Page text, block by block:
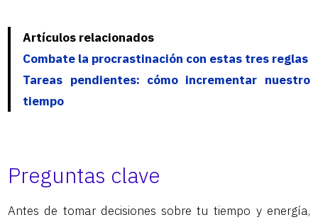
Artículos relacionados
Combate la procrastinación con estas tres reglas
Tareas pendientes: cómo incrementar nuestro
tiempo
Preguntas clave
Antes de tomar decisiones sobre tu tiempo y energía,